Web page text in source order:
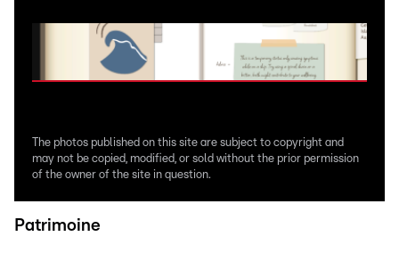
The photos published on this site are subject to copyright and
may not be copied, modified, or sold without the prior permission
of the owner of the site in question.
Patrimoine